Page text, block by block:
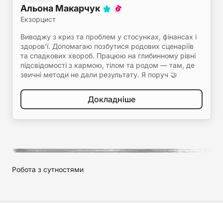
Альона Макарчук
Екзорцист
Виводжу з криз та проблем у стосунках, фінансах і
здоров'ї. Допомагаю позбутися родових сценаріїв
та спадкових хвороб. Працюю на глибинному рівні
підсвідомості з кармою, тілом та родом — там, де
звичні методи не дали результату. Я поруч 🤝
Докладніше
Робота з сутностями